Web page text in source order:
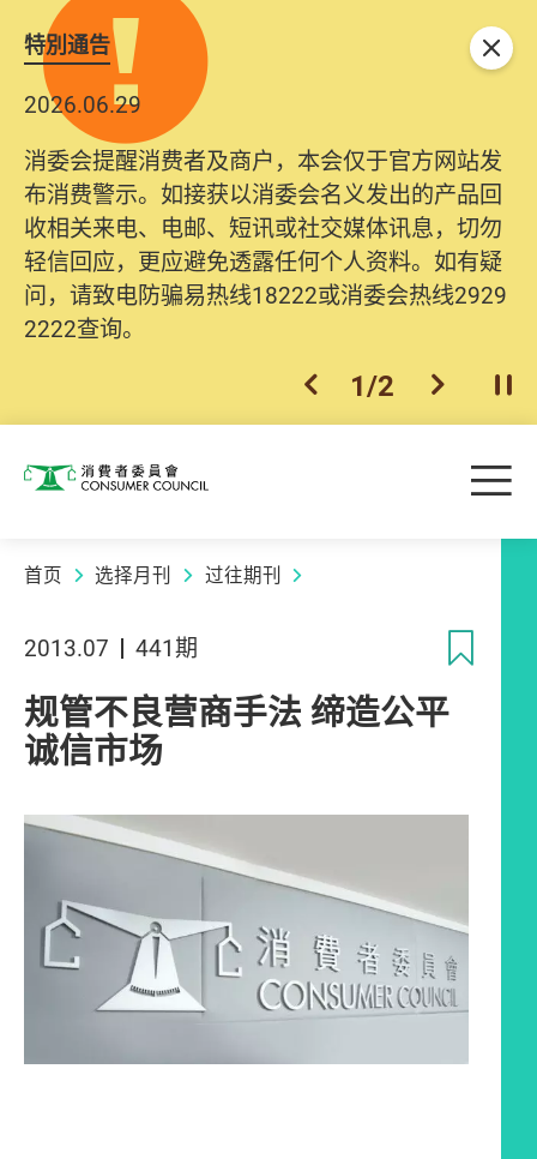
特別通告
2026.06.29
消委会提醒消费者及商户，本会仅于官方网站发
布消费警示。如接获以消委会名义发出的产品回
收相关来电、电邮、短讯或社交媒体讯息，切勿
轻信回应，更应避免透露任何个人资料。如有疑
问，请致电防骗易热线18222或消委会热线2929
2222查询。
上一个
1/2 下一个开
关闭
消费者委员会 目
首页 选择月刊 过往期刊
2013.07 441期
规管不良营商手法 缔造公平
诚信市场